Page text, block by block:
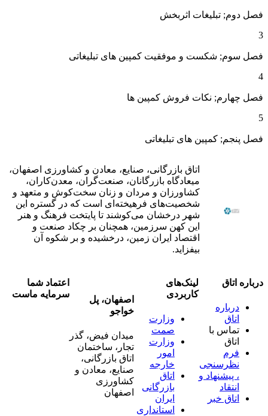
فصل دوم; تبلیغات اثربخش
3
فصل سوم; شکست و موفقیت کمپین های تبلیغاتی
4
فصل چهارم; نکات فروش کمپین ها
5
فصل پنجم; کمپین های تبلیغاتی
اتاق بازرگانی، صنایع، معادن و کشاورزی اصفهان،
میعادگاه بازرگانان، صنعت‌گران، معدن‌کاران،
کشاورزان و مردان و زنان سخت‌کوش و متعهد و
شخصیت‌های فرهیخته‌ای است که در گستره این
شهر درخشان می‌کوشند تا پایتخت فرهنگ و هنر
این کهن سرزمین، همچنان بر چکاد صنعت و
اقتصاد ایران زمین، درخشیده و بر شکوه آن
بیفزاید.
درباره اتاق
درباره
اتاق
تماس با
اتاق
فرم
نظرسنجی
، پیشنهاد و
انتقاد
اتاق خبر
لینک‌های
کاربردی
وزارت
صمت
وزارت
امور
خارجه
اتاق
بازرگانی
ایران
استانداری
اصفهان، پل
خواجو
میدان فیض، گذر
تجار، ساختمان
اتاق بازرگانی،
صنایع، معادن و
کشاورزی
اصفهان
اعتماد شما
سرمایه ماست